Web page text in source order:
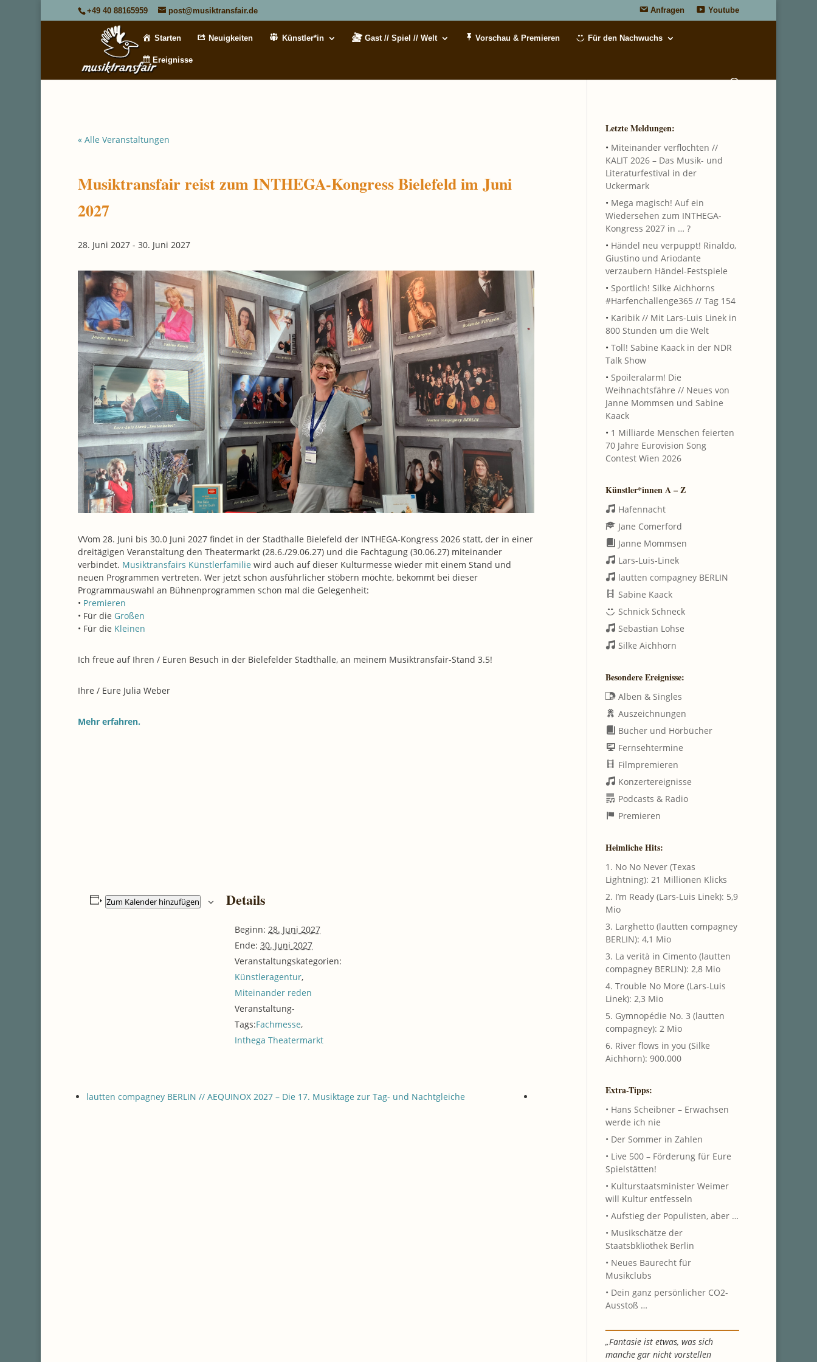
+49 40 88165959 post@musiktransfair.de Anfragen Youtube
Starten Neuigkeiten Künstler*in Gast // Spiel // Welt Vorschau & Premieren Für den Nachwuchs
Ereignisse
« Alle Veranstaltungen
Musiktransfair reist zum INTHEGA-Kongress Bielefeld im Juni
2027
28. Juni 2027- 30. Juni 2027
VVom 28. Juni bis 30.0 Juni 2027 findet in der Stadthalle Bielefeld der INTHEGA-Kongress 2026 statt, der in einer
dreitägigen Veranstaltung den Theatermarkt (28.6./29.06.27) und die Fachtagung (30.06.27) miteinander
verbindet. Musiktransfairs Künstlerfamilie wird auch auf dieser Kulturmesse wieder mit einem Stand und
neuen Programmen vertreten. Wer jetzt schon ausführlicher stöbern möchte, bekommt bei dieser
Programmauswahl an Bühnenprogrammen schon mal die Gelegenheit:
• Premieren
• Für die Großen
• Für die Kleinen
Ich freue auf Ihren / Euren Besuch in der Bielefelder Stadthalle, an meinem Musiktransfair-Stand 3.5!
Ihre / Eure Julia Weber
Mehr erfahren.
Zum Kalender hinzufügen Details
Beginn: 28. Juni 2027
Ende: 30. Juni 2027
Veranstaltungskategorien:
Künstleragentur,
Miteinander reden
Veranstaltung-
Tags:Fachmesse,
Inthega Theatermarkt
lautten compagney BERLIN // AEQUINOX 2027 – Die 17. Musiktage zur Tag- und Nachtgleiche
Letzte Meldungen:
• Miteinander verflochten //
KALIT 2026 – Das Musik- und
Literaturfestival in der
Uckermark
• Mega magisch! Auf ein
Wiedersehen zum INTHEGA-
Kongress 2027 in … ?
• Händel neu verpuppt! Rinaldo,
Giustino und Ariodante
verzaubern Händel-Festspiele
• Sportlich! Silke Aichhorns
#Harfenchallenge365 // Tag 154
• Karibik // Mit Lars-Luis Linek in
800 Stunden um die Welt
• Toll! Sabine Kaack in der NDR
Talk Show
• Spoileralarm! Die
Weihnachtsfähre // Neues von
Janne Mommsen und Sabine
Kaack
• 1 Milliarde Menschen feierten
70 Jahre Eurovision Song
Contest Wien 2026
Künstler*innen A – Z
Hafennacht
Jane Comerford
Janne Mommsen
Lars-Luis-Linek
lautten compagney BERLIN
Sabine Kaack
Schnick Schneck
Sebastian Lohse
Silke Aichhorn
Besondere Ereignisse:
Alben & Singles
Auszeichnungen
Bücher und Hörbücher
Fernsehtermine
Filmpremieren
Konzertereignisse
Podcasts & Radio
Premieren
Heimliche Hits:
1. No No Never (Texas
Lightning): 21 Millionen Klicks
2. I’m Ready (Lars-Luis Linek): 5,9
Mio
3. Larghetto (lautten compagney
BERLIN): 4,1 Mio
3. La verità in Cimento (lautten
compagney BERLIN): 2,8 Mio
4. Trouble No More (Lars-Luis
Linek): 2,3 Mio
5. Gymnopédie No. 3 (lautten
compagney): 2 Mio
6. River flows in you (Silke
Aichhorn): 900.000
Extra-Tipps:
• Hans Scheibner – Erwachsen
werde ich nie
• Der Sommer in Zahlen
• Live 500 – Förderung für Eure
Spielstätten!
• Kulturstaatsminister Weimer
will Kultur entfesseln
• Aufstieg der Populisten, aber …
• Musikschätze der
Staatsbkliothek Berlin
• Neues Baurecht für
Musikclubs
• Dein ganz persönlicher CO2-
Ausstoß …
„Fantasie ist etwas, was sich
manche gar nicht vorstellen